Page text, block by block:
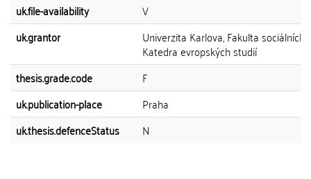
uk.file-availability
V
uk.grantor
Univerzita Karlova, Fakulta sociálních
Katedra evropských studií
thesis.grade.code
F
uk.publication-place
Praha
uk.thesis.defenceStatus
N